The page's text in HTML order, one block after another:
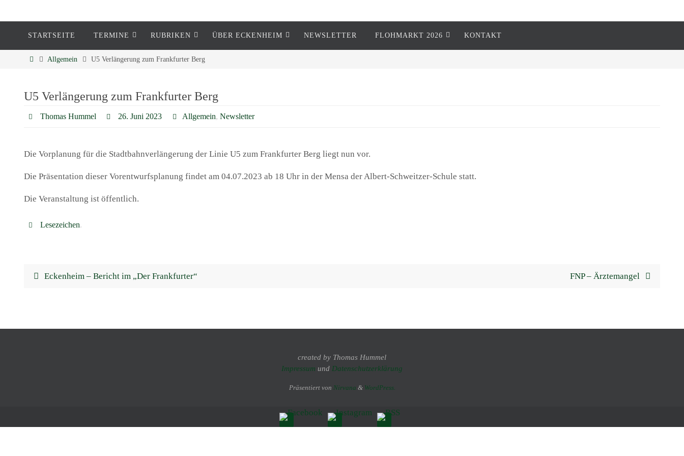
Eckenheim
STARTSEITE TERMINE RUBRIKEN ÜBER ECKENHEIM NEWSLETTER FLOHMARKT 2026 KONTAKT
Allgemein U5 Verlängerung zum Frankfurter Berg
U5 Verlängerung zum Frankfurter Berg
Thomas Hummel 26. Juni 2023 Allgemein,Newsletter
Die Vorplanung für die Stadtbahnverlängerung der Linie U5 zum Frankfurter Berg liegt nun vor.
Die Präsentation dieser Vorentwurfsplanung findet am 04.07.2023 ab 18 Uhr in der Mensa der Albert-Schweitzer-Schule statt.
Die Veranstaltung ist öffentlich.
Lesezeichen.
Eckenheim – Bericht im „Der Frankfurter“ FNP – Ärztemangel
created by Thomas Hummel
Impressum und Datenschutzerklärung
Präsentiert von Nirvana & WordPress.